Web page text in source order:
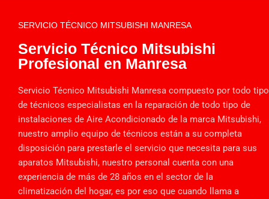
SERVICIO TÉCNICO MITSUBISHI MANRESA
Servicio Técnico Mitsubishi
Profesional en Manresa
Servicio Técnico Mitsubishi Manresa compuesto por todo tipo
de técnicos especialistas en la reparación de todo tipo de
instalaciones de Aire Acondicionado de la marca Mitsubishi,
nuestro amplio equipo de técnicos están a su completa
disposición para prestarle el servicio que necesita para sus
aparatos Mitsubishi, nuestro personal cuenta con una
experiencia de más de 28 años en el sector de la
climatización del hogar, es por eso que cuando llama a